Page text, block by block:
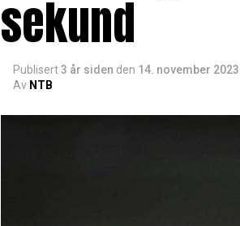
sekund
Publisert3 år siden den 14. november 2023
Av NTB